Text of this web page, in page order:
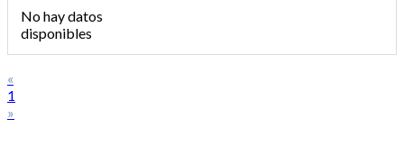
No hay datos
disponibles
«
1
»